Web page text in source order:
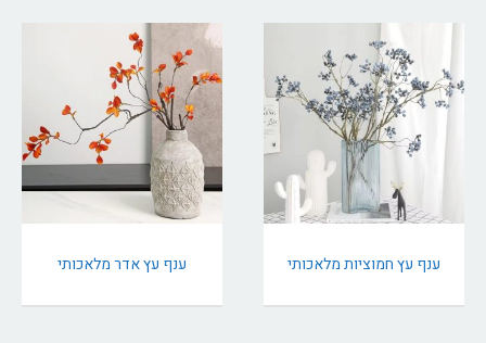
ענף עץ חמוציות מלאכותי ענף עץ אדר מלאכותי